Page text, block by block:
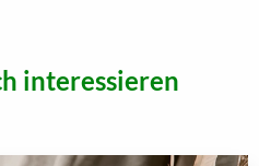
interessieren